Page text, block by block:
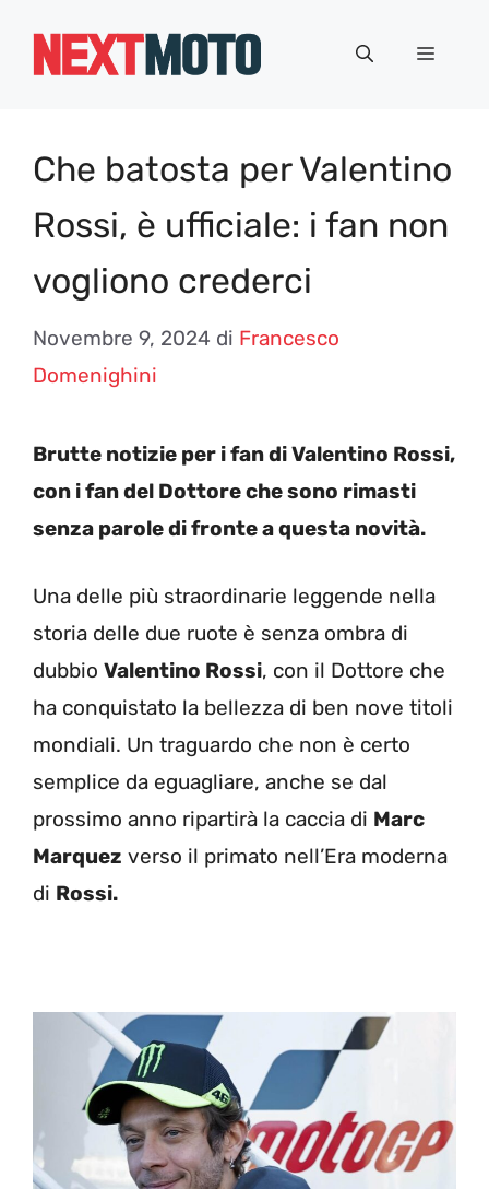
Menu
Che batosta per Valentino
Rossi, è ufficiale: i fan non
vogliono crederci
Novembre 9, 2024 di Francesco
Domenighini
Brutte notizie per i fan di Valentino Rossi,
con i fan del Dottore che sono rimasti
senza parole di fronte a questa novità.
Una delle più straordinarie leggende nella
storia delle due ruote è senza ombra di
dubbio Valentino Rossi, con il Dottore che
ha conquistato la bellezza di ben nove titoli
mondiali. Un traguardo che non è certo
semplice da eguagliare, anche se dal
prossimo anno ripartirà la caccia di Marc
Marquez verso il primato nell’Era moderna
di Rossi.